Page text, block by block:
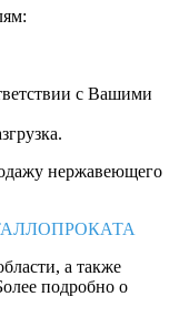
с Вашими
нержавеющего
а также
подробно о